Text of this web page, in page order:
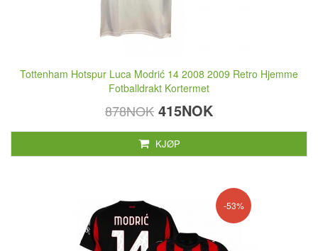
Tottenham Hotspur Luca Modrić 14 2008 2009 Retro Hjemme
Fotballdrakt Kortermet
878NOK 415NOK
KJØP
-53%